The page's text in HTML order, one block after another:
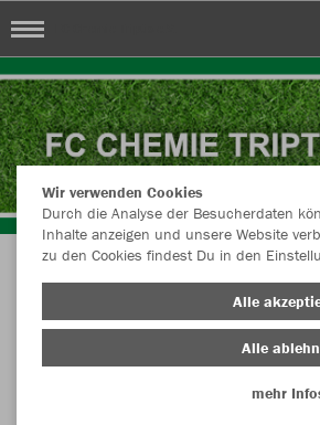
FC Chemie Triptis
Farbe
Wir verwenden Cookies
Durch die Analyse der Besucherdaten
Inhalte anzeigen und unsere Website
zu den Cookies findest Du in den
Alle
Alle
mehr